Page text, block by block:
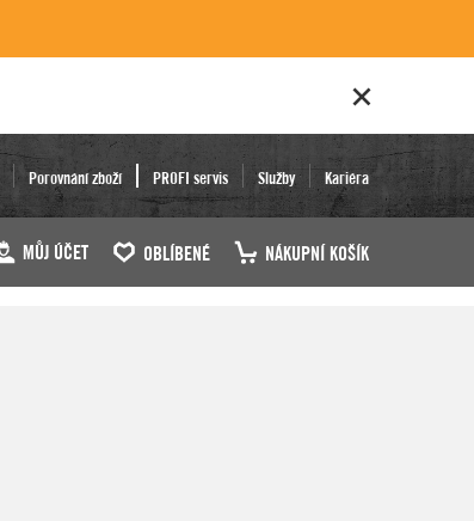
Porovnání zboží PROFI servis Služby Kariéra
MŮJ ÚČET OBLÍBENÉ NÁKUPNÍ KOŠÍK